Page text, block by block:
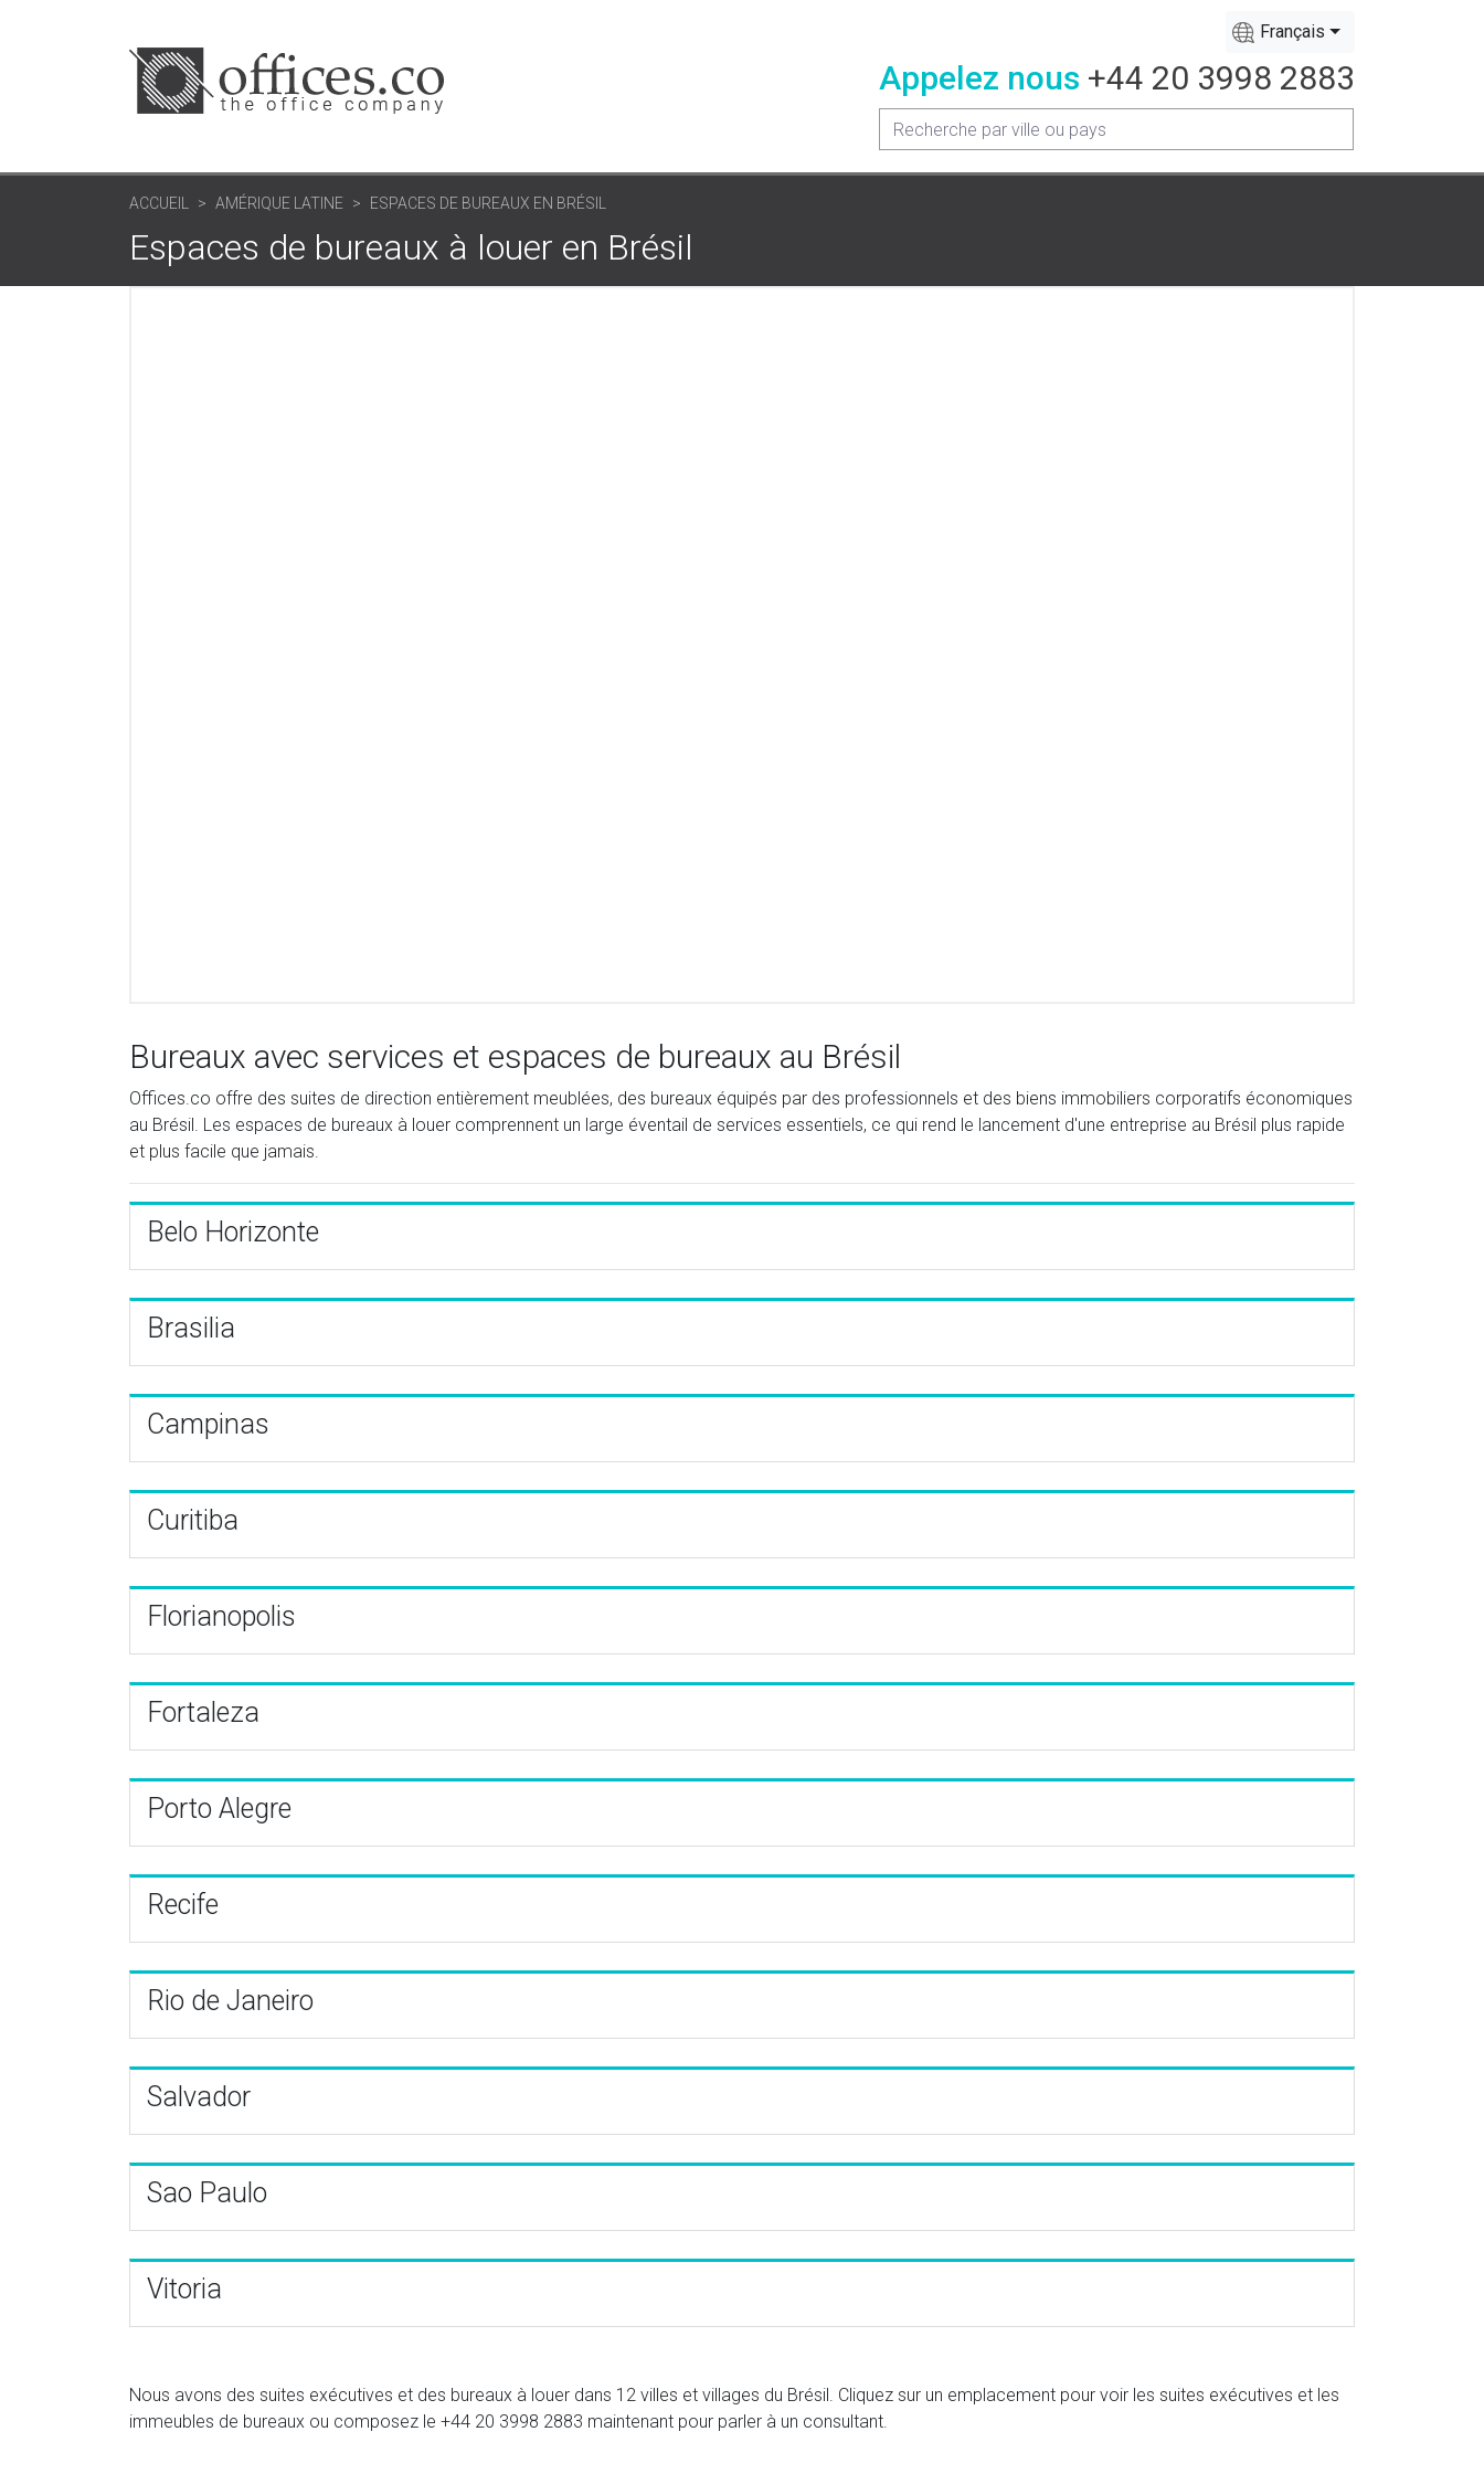
Français
Appelez nous +44 20 3998 2883
ACCUEIL AMÉRIQUE LATINE ESPACES DE BUREAUX EN BRÉSIL
Espaces de bureaux à louer en Brésil
Bureaux avec services et espaces de bureaux au Brésil
Offices.co offre des suites de direction entièrement meublées, des bureaux équipés par des professionnels et des biens immobiliers corporatifs économiques
au Brésil. Les espaces de bureaux à louer comprennent un large éventail de services essentiels, ce qui rend le lancement d'une entreprise au Brésil plus rapide
et plus facile que jamais.
Belo Horizonte
Brasilia
Campinas
Curitiba
Florianopolis
Fortaleza
Porto Alegre
Recife
Rio de Janeiro
Salvador
Sao Paulo
Vitoria
Nous avons des suites exécutives et des bureaux à louer dans 12 villes et villages du Brésil. Cliquez sur un emplacement pour voir les suites exécutives et les
immeubles de bureaux ou composez le +44 20 3998 2883 maintenant pour parler à un consultant.